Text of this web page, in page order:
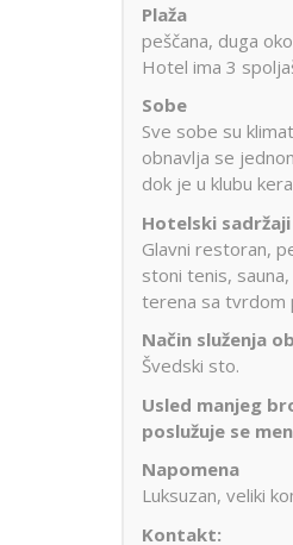
Plaža
peščana, duga
Hotel ima 3
Sobe
Sve sobe su
obnavlja se
dok je u klubu
Hotelski sadržaji
Glavni restoran,
stoni tenis,
terena sa tvrdom
Način služenja
Švedski sto.
Usled manjeg
poslužuje se
Napomena
Luksuzan, veliki
Kontakt: